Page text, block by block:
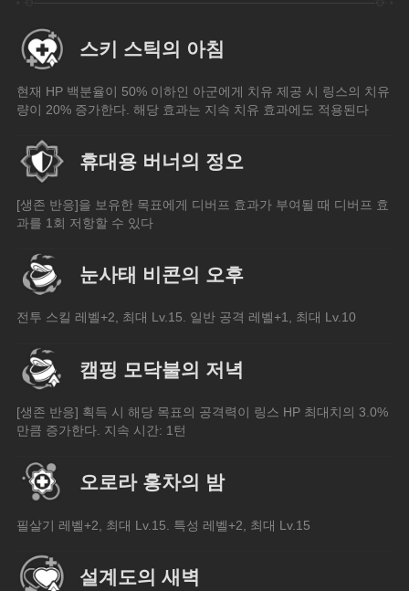
스키 스틱의 아침
현재 HP 백분율이 50% 이하인 아군에게 치유 제공 시 링스의 치유
량이 20% 증가한다. 해당 효과는 지속 치유 효과에도 적용된다
휴대용 버너의 정오
[생존 반응]을 보유한 목표에게 디버프 효과가 부여될 때 디버프 효
과를 1회 저항할 수 있다
눈사태 비콘의 오후
전투 스킬 레벨+2, 최대 Lv.15. 일반 공격 레벨+1, 최대 Lv.10
캠핑 모닥불의 저녁
[생존 반응] 획득 시 해당 목표의 공격력이 링스 HP 최대치의 3.0%
만큼 증가한다. 지속 시간: 1턴
오로라 홍차의 밤
필살기 레벨+2, 최대 Lv.15. 특성 레벨+2, 최대 Lv.15
설계도의 새벽